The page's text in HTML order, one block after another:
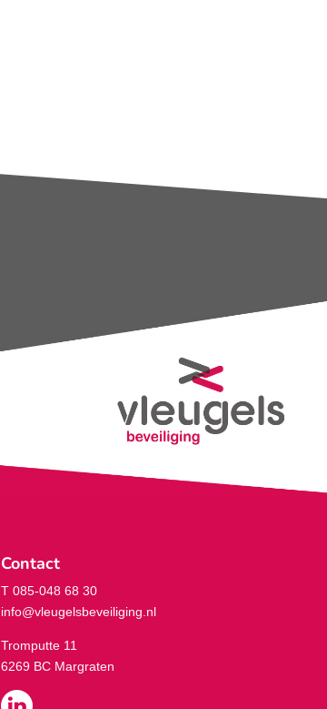
Contact
T 085-048 68 30
info@vleugelsbeveiliging.nl
Tromputte 11
6269 BC Margraten